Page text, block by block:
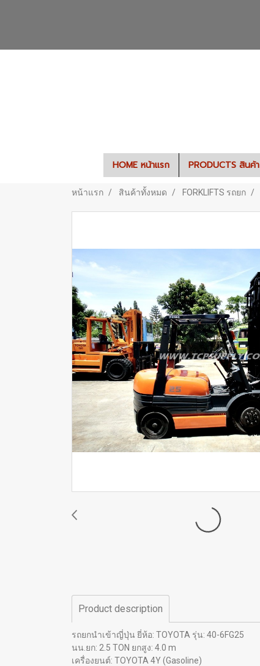
HOME หน้าแรก PRODUCTS สินค้า
หน้าแรก สินค้าทั้งหมด FORKLIFTS รถยก
Product description
รถยกนำเข้าญี่ปุ่น ยี่ห้อ: TOYOTA รุ่น: 40-6FG25
นน.ยก: 2.5 TON ยกสูง: 4.0 m
เครื่องยนต์: TOYOTA 4Y (Gasoline)